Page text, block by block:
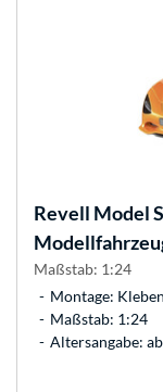
Revell Model
Maßstab: 1:24
Montage: Kleben
Maßstab: 1:24
Altersangabe: